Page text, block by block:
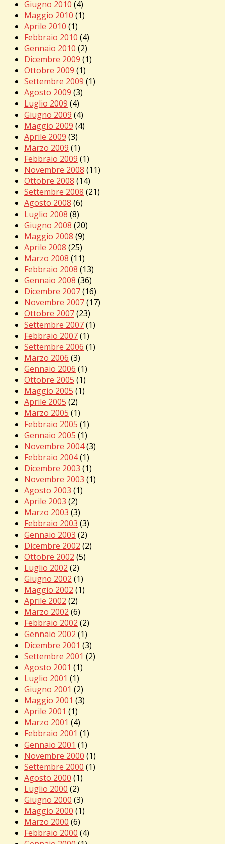
Giugno 2010 (4)
Maggio 2010 (1)
Aprile 2010 (1)
Febbraio 2010 (4)
Gennaio 2010 (2)
Dicembre 2009 (1)
Ottobre 2009 (1)
Settembre 2009 (1)
Agosto 2009 (3)
Luglio 2009 (4)
Giugno 2009 (4)
Maggio 2009 (4)
Aprile 2009 (3)
Marzo 2009 (1)
Febbraio 2009 (1)
Novembre 2008 (11)
Ottobre 2008 (14)
Settembre 2008 (21)
Agosto 2008 (6)
Luglio 2008 (8)
Giugno 2008 (20)
Maggio 2008 (9)
Aprile 2008 (25)
Marzo 2008 (11)
Febbraio 2008 (13)
Gennaio 2008 (36)
Dicembre 2007(16)
Novembre 2007(17)
Ottobre 2007(23)
Settembre 2007(1)
Febbraio 2007(1)
Settembre 2006 (1)
Marzo 2006 (3)
Gennaio 2006 (1)
Ottobre 2005 (1)
Maggio 2005 (1)
Aprile 2005 (2)
Marzo 2005 (1)
Febbraio 2005 (1)
Gennaio 2005 (1)
Novembre 2004(3)
Febbraio 2004(1)
Dicembre 2003 (1)
Novembre 2003 (1)
Agosto 2003 (1)
Aprile 2003 (2)
Marzo 2003 (3)
Febbraio 2003 (3)
Gennaio 2003 (2)
Dicembre 2002 (2)
Ottobre 2002 (5)
Luglio 2002 (2)
Giugno 2002 (1)
Maggio 2002 (1)
Aprile 2002 (2)
Marzo 2002 (6)
Febbraio 2002 (2)
Gennaio 2002 (1)
Dicembre 2001 (3)
Settembre 2001 (2)
Agosto 2001 (1)
Luglio 2001 (1)
Giugno 2001 (2)
Maggio 2001 (3)
Aprile 2001 (1)
Marzo 2001 (4)
Febbraio 2001 (1)
Gennaio 2001 (1)
Novembre 2000 (1)
Settembre 2000 (1)
Agosto 2000 (1)
Luglio 2000 (2)
Giugno 2000 (3)
Maggio 2000 (1)
Marzo 2000 (6)
Febbraio 2000 (4)